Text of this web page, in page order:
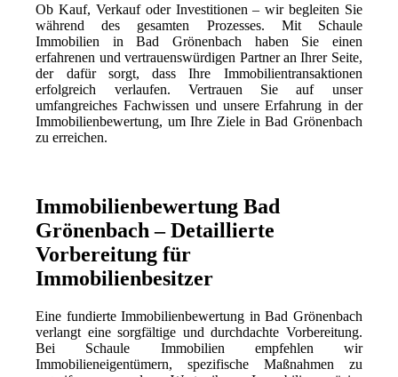
Ob Kauf, Verkauf oder Investitionen – wir begleiten Sie
während des gesamten Prozesses. Mit Schaule
Immobilien in Bad Grönenbach haben Sie einen
erfahrenen und vertrauenswürdigen Partner an Ihrer Seite,
der dafür sorgt, dass Ihre Immobilientransaktionen
erfolgreich verlaufen. Vertrauen Sie auf unser
umfangreiches Fachwissen und unsere Erfahrung in der
Immobilienbewertung, um Ihre Ziele in Bad Grönenbach
zu erreichen.
Immobilienbewertung Bad
Grönenbach – Detaillierte
Vorbereitung für
Immobilienbesitzer
Eine fundierte Immobilienbewertung in Bad Grönenbach
verlangt eine sorgfältige und durchdachte Vorbereitung.
Bei Schaule Immobilien empfehlen wir
Immobilieneigentümern, spezifische Maßnahmen zu